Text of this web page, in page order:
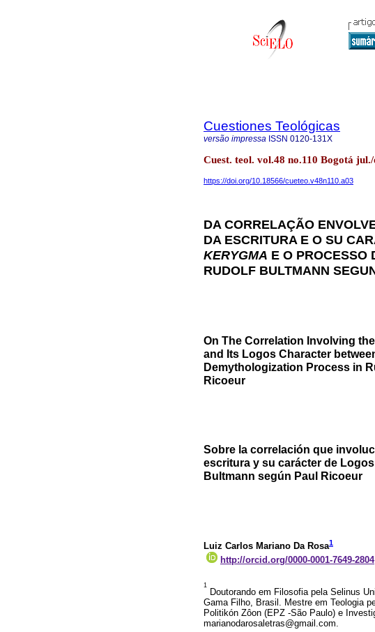
Cuestiones Teológicas
versão impressa ISSN 0120-131X
Cuest. teol. vol.48 no.110 Bogotá
https://doi.org/10.18566/cueteo.v48n110.a03
DA CORRELAÇÃO
DA ESCRITURA E O SU
KERYGMA E O PROCESSO
RUDOLF BULTMANN
On The Correlation Involving
and Its Logos Character
Demythologization Process in
Ricoeur
Sobre la correlación que
escritura y su carácter de
Bultmann según Paul Ricoeur
Luiz Carlos Mariano Da Rosa1
http://orcid.org/0000-0001-7649-2804
1
Doutorando em Filosofia pela Selinus
Gama Filho, Brasil. Mestre em Teologia
Politikón Zôon (EPZ -São Paulo) e
marianodarosaletras@gmail.com.